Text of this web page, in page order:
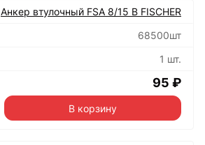
Анкер втулочный FSA 8/15 B FISCHER
68500шт
1 шт.
95 ₽
В корзину